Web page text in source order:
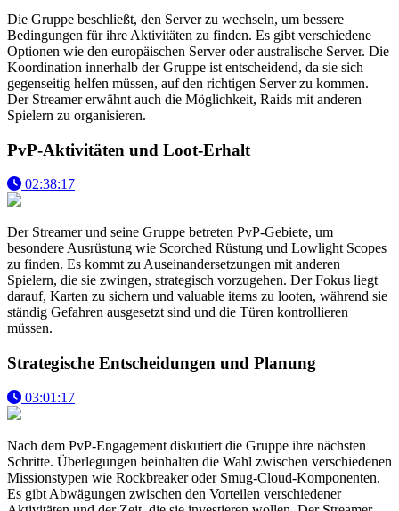
Die Gruppe beschließt, den Server zu wechseln, um bessere
Bedingungen für ihre Aktivitäten zu finden. Es gibt verschiedene
Optionen wie den europäischen Server oder australische Server. Die
Koordination innerhalb der Gruppe ist entscheidend, da sie sich
gegenseitig helfen müssen, auf den richtigen Server zu kommen.
Der Streamer erwähnt auch die Möglichkeit, Raids mit anderen
Spielern zu organisieren.
PvP-Aktivitäten und Loot-Erhalt
02:38:17
Der Streamer und seine Gruppe betreten PvP-Gebiete, um
besondere Ausrüstung wie Scorched Rüstung und Lowlight Scopes
zu finden. Es kommt zu Auseinandersetzungen mit anderen
Spielern, die sie zwingen, strategisch vorzugehen. Der Fokus liegt
darauf, Karten zu sichern und valuable items zu looten, während sie
ständig Gefahren ausgesetzt sind und die Türen kontrollieren
müssen.
Strategische Entscheidungen und Planung
03:01:17
Nach dem PvP-Engagement diskutiert die Gruppe ihre nächsten
Schritte. Überlegungen beinhalten die Wahl zwischen verschiedenen
Missionstypen wie Rockbreaker oder Smug-Cloud-Komponenten.
Es gibt Abwägungen zwischen den Vorteilen verschiedener